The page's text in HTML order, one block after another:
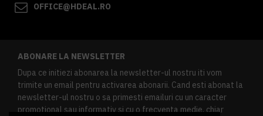
OFFICE@HDEAL.RO
ABONARE LA NEWSLETTER
Dupa ce initiezi abonarea la newsletter-ul nostru iti vom
trimite un email pentru activarea abonarii. Cand esti abonat la
newsletter-ul nostru o sa primesti emailuri cu un caracter
promotional sau informativ si cu o frecventa medie, chiar